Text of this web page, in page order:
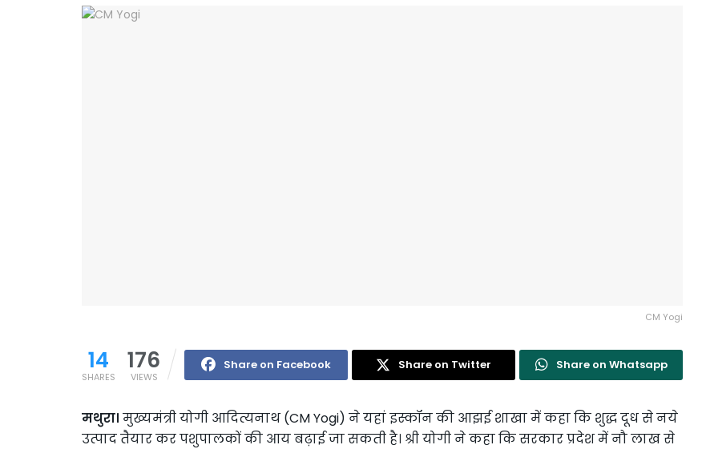
CM Yogi
14
SHARES
176
VIEWS
Share on Facebook Share on Twitter Share on Whatsapp
मथुरा। मुख्यमंत्री योगी आदित्यनाथ (CM Yogi) ने यहां इस्कॉन की आझई शाखा में कहा कि शुद्ध दूध से नये
उत्पाद तैयार कर पशुपालकों की आय बढ़ाई जा सकती है। श्री योगी ने कहा कि सरकार प्रदेश में नौ लाख से